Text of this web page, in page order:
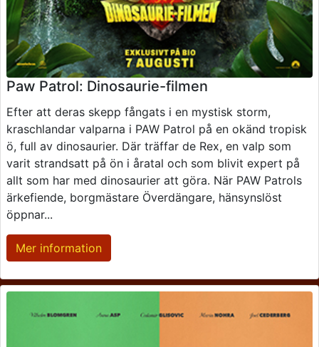
Paw Patrol: Dinosaurie-filmen
Efter att deras skepp fångats i en mystisk storm,
kraschlandar valparna i PAW Patrol på en okänd tropisk
ö, full av dinosaurier. Där träffar de Rex, en valp som
varit strandsatt på ön i åratal och som blivit expert på
allt som har med dinosaurier att göra. När PAW Patrols
ärkefiende, borgmästare Överdängare, hänsynslöst
öppnar...
Mer information